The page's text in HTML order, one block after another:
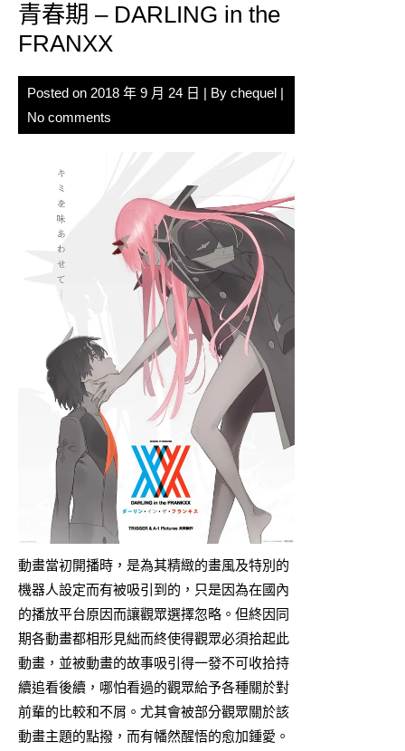
青春期 – DARLING in the
FRANXX
Posted on 2018 年 9 月 24 日 | By chequel
No comments
動畫當初開播時，是為其精緻的畫風及特別的
機器人設定而有被吸引到的，只是因為在國內
的播放平台原因而讓觀眾選擇忽略。但終因同
期各動畫都相形見絀而終使得觀眾必須拾起此
動畫，並被動畫的故事吸引得一發不可收拾持
續追看後續，哪怕看過的觀眾給予各種關於對
前輩的比較和不屑。尤其會被部分觀眾關於該
動畫主題的點撥，而有幡然醒悟的愈加鍾愛。